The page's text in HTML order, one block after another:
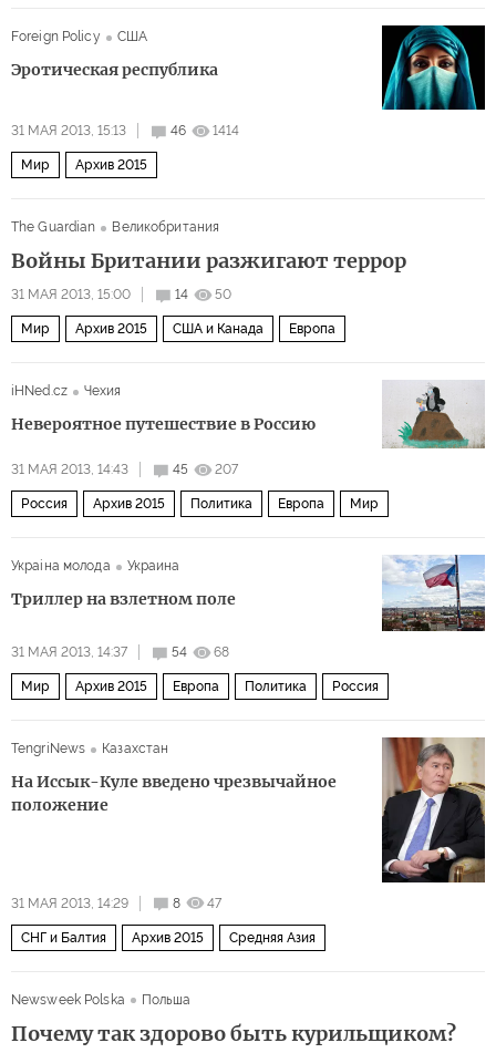
Foreign Policy
США
Эротическая республика
31 МАЯ 2013, 15:13 46 1414
Мир Архив 2015
The Guardian Великобритания
Войны Британии разжигают террор
31 МАЯ 2013, 15:00 14 50
Мир Архив 2015 США и Канада Европа
iHNed.cz Чехия
Невероятное путешествие в Россию
31 МАЯ 2013, 14:43 45 207
Россия Архив 2015 Политика Европа Мир
Украiна молода Украина
Триллер на взлетном поле
31 МАЯ 2013, 14:37 54 68
Мир Архив 2015 Европа Политика Россия
TengriNews Казахстан
На Иссык-Куле введено чрезвычайное
положение
31 МАЯ 2013, 14:29 8 47
СНГ и Балтия Архив 2015 Средняя Азия
Newsweek Polska Польша
Почему так здорово быть курильщиком?